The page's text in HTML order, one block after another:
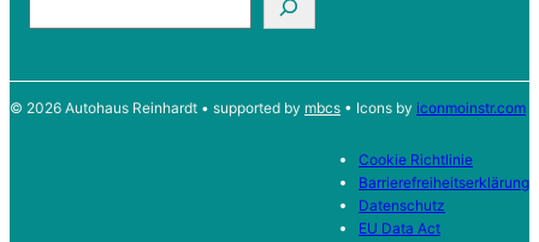
u
h
e
© 2026 Autohaus Reinhardt • supported by mbcs • Icons by iconmoinstr.com
Cookie Richtlinie
Barrierefreiheitserklärung
Datenschutz
EU Data Act